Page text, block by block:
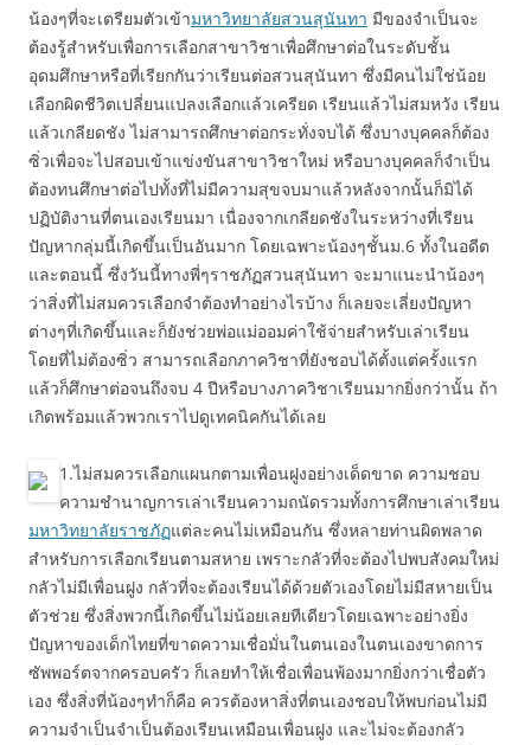
น้องๆที่จะเตรียมตัวเข้ามหาวิทยาลัยสวนสุนันทา มีของจำเป็นจะ
ต้องรู้สำหรับเพื่อการเลือกสาขาวิชาเพื่อศึกษาต่อในระดับชั้น
อุดมศึกษาหรือที่เรียกกันว่าเรียนต่อสวนสุนันทา ซึ่งมีคนไม่ใช่น้อย
เลือกผิดชีวิตเปลี่ยนแปลงเลือกแล้วเครียด เรียนแล้วไม่สมหวัง เรียน
แล้วเกลียดชัง ไม่สามารถศึกษาต่อกระทั่งจบได้ ซึ่งบางบุคคลก็ต้อง
ซิ่วเพื่อจะไปสอบเข้าแข่งขันสาขาวิชาใหม่ หรือบางบุคคลก็จำเป็น
ต้องทนศึกษาต่อไปทั้งที่ไม่มีความสุขจบมาแล้วหลังจากนั้นก็มิได้
ปฏิบัติงานที่ตนเองเรียนมา เนื่องจากเกลียดชังในระหว่างที่เรียน
ปัญหากลุ่มนี้เกิดขึ้นเป็นอันมาก โดยเฉพาะน้องๆชั้นม.6 ทั้งในอดีต
และตอนนี้ ซึ่งวันนี้ทางพี่ๆราชภัฏสวนสุนันทา จะมาแนะนำน้องๆ
ว่าสิ่งที่ไม่สมควรเลือกจำต้องทำอย่างไรบ้าง ก็เลยจะเลี่ยงปัญหา
ต่างๆที่เกิดขึ้นและก็ยังช่วยพ่อแม่ออมค่าใช้จ่ายสำหรับเล่าเรียน
โดยที่ไม่ต้องซิ่ว สามารถเลือกภาควิชาที่ยังชอบได้ตั้งแต่ครั้งแรก
แล้วก็ศึกษาต่อจนถึงจบ 4 ปีหรือบางภาควิชาเรียนมากยิ่งกว่านั้น ถ้า
เกิดพร้อมแล้วพวกเราไปดูเทคนิคกันได้เลย
1.ไม่สมควรเลือกแผนกตามเพื่อนฝูงอย่างเด็ดขาด ความชอบ
ความชำนาญการเล่าเรียนความถนัดรวมทั้งการศึกษาเล่าเรียน
มหาวิทยาลัยราชภัฏแต่ละคนไม่เหมือนกัน ซึ่งหลายท่านผิดพลาด
สำหรับการเลือกเรียนตามสหาย เพราะกลัวที่จะต้องไปพบสังคมใหม่
กลัวไม่มีเพื่อนฝูง กลัวที่จะต้องเรียนได้ด้วยตัวเองโดยไม่มีสหายเป็น
ตัวช่วย ซึ่งสิ่งพวกนี้เกิดขึ้นไม่น้อยเลยทีเดียวโดยเฉพาะอย่างยิ่ง
ปัญหาของเด็กไทยที่ขาดความเชื่อมั่นในตนเองในตนเองขาดการ
ซัพพอร์ตจากครอบครัว ก็เลยทำให้เชื่อเพื่อนพ้องมากยิ่งกว่าเชื่อตัว
เอง ซึ่งสิ่งที่น้องๆทำก็คือ ควรต้องหาสิ่งที่ตนเองชอบให้พบก่อนไม่มี
ความจำเป็นจำเป็นต้องเรียนเหมือนเพื่อนฝูง และไม่จะต้องกลัว